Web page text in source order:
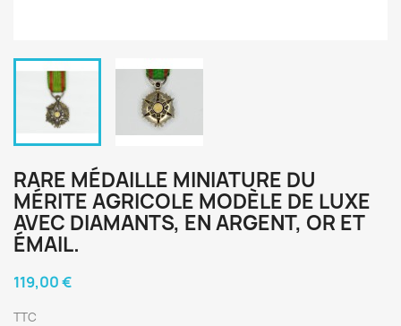
RARE MÉDAILLE MINIATURE DU
MÉRITE AGRICOLE MODÈLE DE LUXE
AVEC DIAMANTS, EN ARGENT, OR ET
ÉMAIL.
119,00 €
TTC